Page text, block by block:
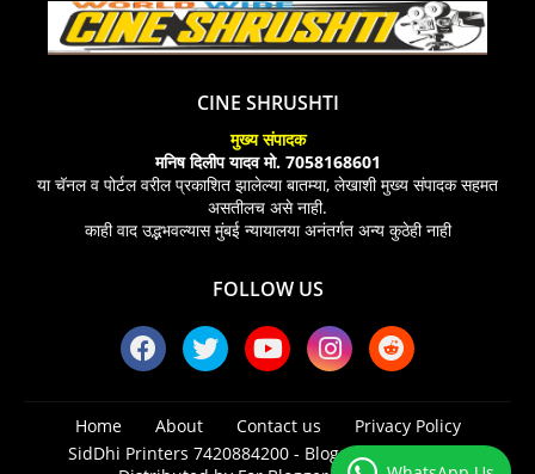
CINE SHRUSHTI
मुख्य संपादक
मनिष दिलीप यादव मो. 7058168601
या चॅनल व पोर्टल वरील प्रकाशित झालेल्या बातम्या, लेखाशी मुख्य संपादक सहमत
असतीलच असे नाही.
काही वाद उद्भभवल्यास मुंबई न्यायालया अनंतर्गत अन्य कुठेही नाही
FOLLOW US
Home About Contact us
Privacy Policy
SidDhi Printers 7420884200 - Blogger Templates|